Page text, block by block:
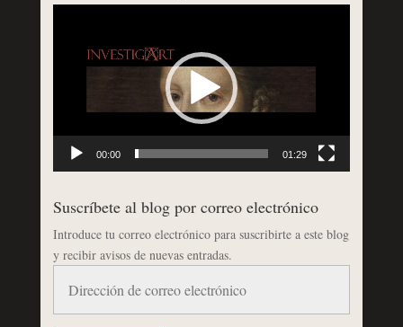
00:00 01:29
Suscríbete al blog por correo electrónico
Introduce tu correo electrónico para suscribirte a este blog
y recibir avisos de nuevas entradas.
correo